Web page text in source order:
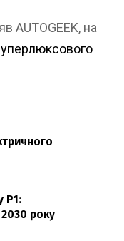
AUTOGEEK, на
P1:
року